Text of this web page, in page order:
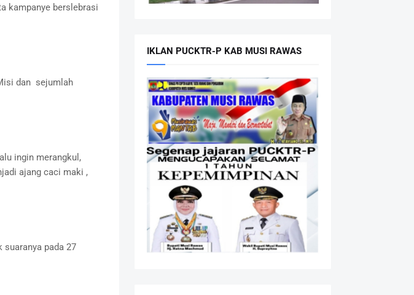
kampanye berslebrasi
dan sejumlah
ingin merangkul,
ajang caci maki ,
suaranya pada 27
IKLAN PUCKTR-P KAB MUSI RAWAS